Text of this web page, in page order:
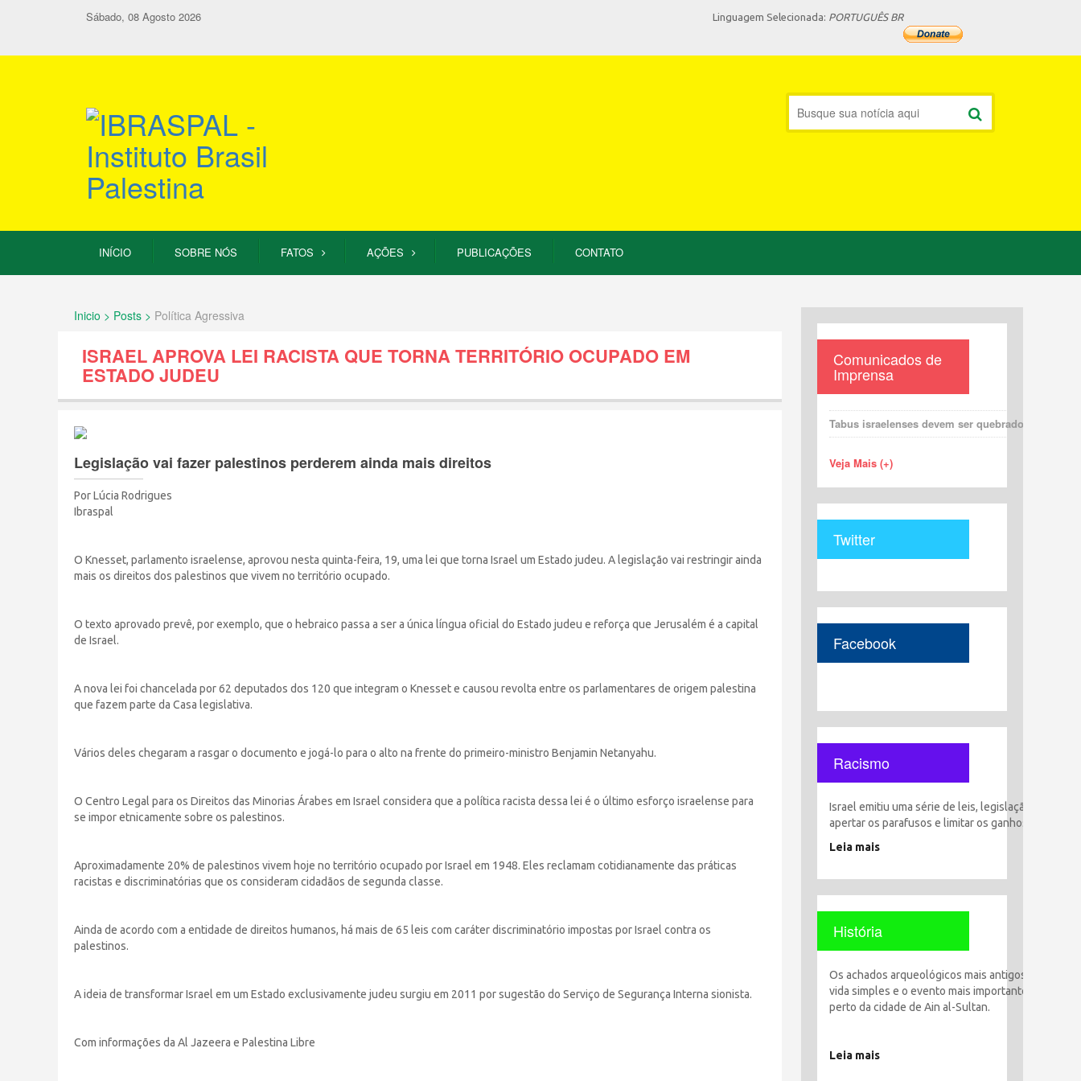
Sábado, 08 Agosto 2026 Linguagem Selecionada: PORTUGUÊS BR
INÍCIO SOBRE NÓS FATOS AÇÕES PUBLICAÇÕES CONTATO
Inicio > Posts > Política Agressiva
ISRAEL APROVA LEI RACISTA QUE TORNA TERRITÓRIO OCUPADO EM
ESTADO JUDEU
Legislação vai fazer palestinos perderem ainda mais direitos
Por Lúcia Rodrigues
Ibraspal
O Knesset, parlamento israelense, aprovou nesta quinta-feira, 19, uma lei que torna Israel um Estado judeu. A legislação vai restringir ainda
mais os direitos dos palestinos que vivem no território ocupado.
O texto aprovado prevê, por exemplo, que o hebraico passa a ser a única língua oficial do Estado judeu e reforça que Jerusalém é a capital
de Israel.
A nova lei foi chancelada por 62 deputados dos 120 que integram o Knesset e causou revolta entre os parlamentares de origem palestina
que fazem parte da Casa legislativa.
Vários deles chegaram a rasgar o documento e jogá-lo para o alto na frente do primeiro-ministro Benjamin Netanyahu.
O Centro Legal para os Direitos das Minorias Árabes em Israel considera que a política racista dessa lei é o último esforço israelense para
se impor etnicamente sobre os palestinos.
Aproximadamente 20% de palestinos vivem hoje no território ocupado por Israel em 1948. Eles reclamam cotidianamente das práticas
racistas e discriminatórias que os consideram cidadãos de segunda classe.
Ainda de acordo com a entidade de direitos humanos, há mais de 65 leis com caráter discriminatório impostas por Israel contra os
palestinos.
A ideia de transformar Israel em um Estado exclusivamente judeu surgiu em 2011 por sugestão do Serviço de Segurança Interna sionista.
Com informações da Al Jazeera e Palestina Libre
Comunicados de
Imprensa
Tabus israelenses devem ser quebrados para
Veja Mais (+)
Twitter
Facebook
Racismo
Israel emitiu uma série de leis, legislação e
apertar os parafusos e limitar os ganhos,
Leia mais
História
Os achados arqueológicos mais antigos
vida simples e o evento mais importante foi o
perto da cidade de Ain al-Sultan.
Leia mais